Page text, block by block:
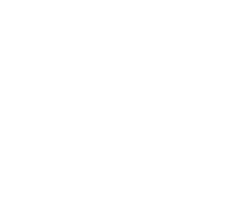
Besteld op